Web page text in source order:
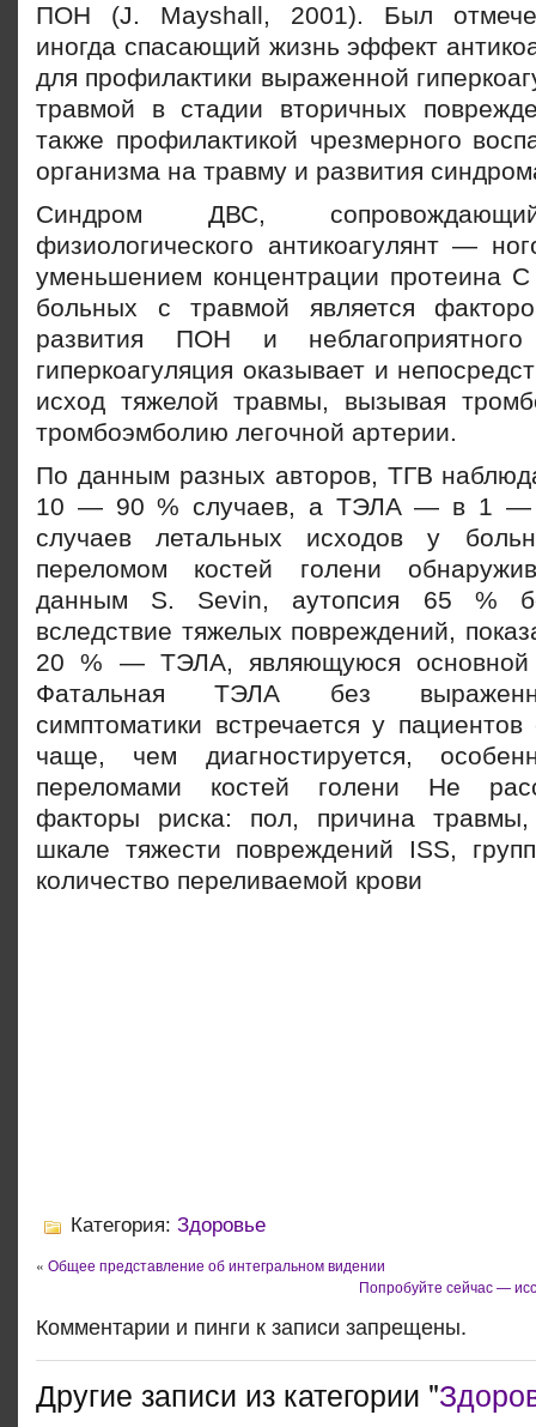
ПОН (J. Mayshall, 2001). Был
иногда спасающий жизнь эффект
для профилактики выраженной
травмой в стадии вторичных
также профилактикой чрезмерного
организма на травму и развития
Синдром ДВС,
физиологического антикоагулянт —
уменьшением концентрации протеина
больных с травмой является
развития ПОН и
гиперкоагуляция оказывает и
исход тяжелой травмы, вызывая
тромбоэмболию легочной артерии.
По данным разных авторов, ТГВ
10 — 90 % случаев, а ТЭЛА — в 1 —
случаев летальных исходов у
переломом костей голени
данным S. Sevin, аутопсия 65 %
вследствие тяжелых повреждений,
20 % — ТЭЛА, являющуюся основной
Фатальная ТЭЛА без
симптоматики встречается у
чаще, чем диагностируется,
переломами костей голени Не
факторы риска: пол, причина
шкале тяжести повреждений ISS,
количество переливаемой крови
Категория: Здоровье
« Общее представление об интегральном видении
Попробуйте сейчас —
Комментарии и пинги к записи запрещены.
Другие записи из категории "